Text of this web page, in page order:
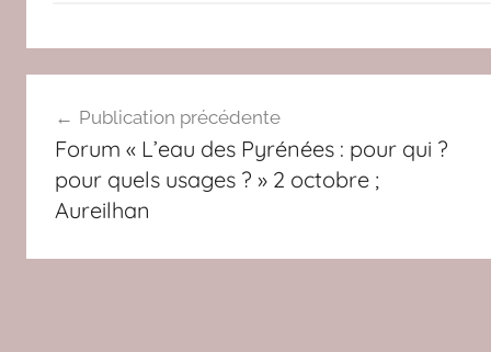
T
U
C
L
de
l’article
Publication précédente
Forum « L’eau des Pyrénées : pour qui ?
pour quels usages ? » 2 octobre ;
Aureilhan